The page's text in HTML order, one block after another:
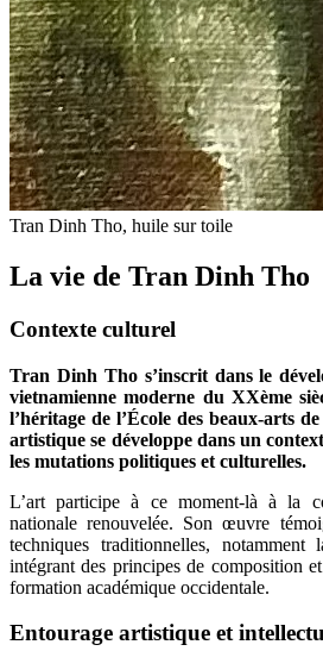
Tran Dinh Tho, huile sur toile
La vie de Tran Dinh Tho
Contexte culturel
Tran Dinh Tho s’inscrit dans le
vietnamienne moderne du XXème
l’héritage de l’École des beaux-arts
artistique se développe dans un
les mutations politiques et culturelles.
L’art participe à ce moment-là à la
nationale renouvelée. Son œuvre
techniques traditionnelles, notamment
intégrant des principes de composition
formation académique occidentale.
Entourage artistique et